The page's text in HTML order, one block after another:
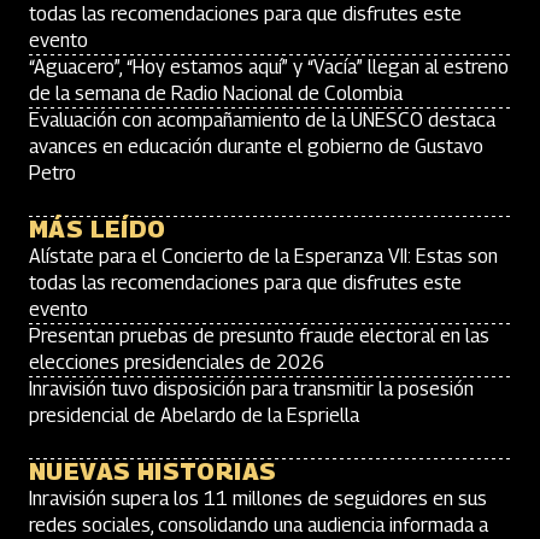
todas las recomendaciones para que disfrutes este
evento
“Aguacero”, “Hoy estamos aquí” y “Vacía” llegan al estreno
de la semana de Radio Nacional de Colombia
Evaluación con acompañamiento de la UNESCO destaca
avances en educación durante el gobierno de Gustavo
Petro
MÁS LEÍDO
Alístate para el Concierto de la Esperanza VII: Estas son
todas las recomendaciones para que disfrutes este
evento
Presentan pruebas de presunto fraude electoral en las
elecciones presidenciales de 2026
Inravisión tuvo disposición para transmitir la posesión
presidencial de Abelardo de la Espriella
NUEVAS HISTORIAS
Inravisión supera los 11 millones de seguidores en sus
redes sociales, consolidando una audiencia informada a